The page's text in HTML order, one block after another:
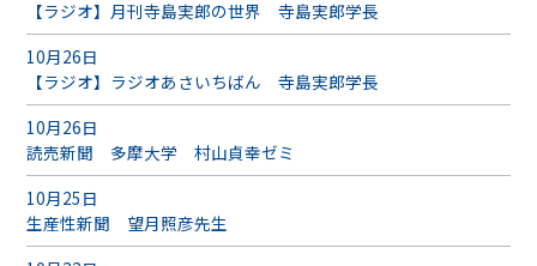
【ラジオ】月刊寺島実郎の世界 寺島実郎学長
10月26日
【ラジオ】ラジオあさいちばん 寺島実郎学長
10月26日
読売新聞 多摩大学 村山貞幸ゼミ
10月25日
生産性新聞 望月照彦先生